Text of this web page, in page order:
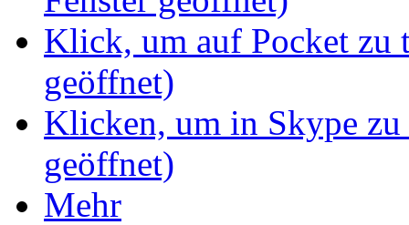
Klick, um auf Pocket zu
geöffnet)
Klicken, um in Skype
geöffnet)
Mehr